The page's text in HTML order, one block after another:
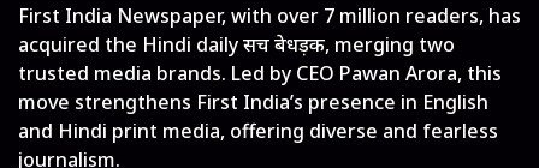
First India Newspaper, with over 7 million readers, has
acquired the Hindi daily सच बेधड़क, merging two
trusted media brands. Led by CEO Pawan Arora, this
move strengthens First India’s presence in English
and Hindi print media, offering diverse and fearless
journalism.